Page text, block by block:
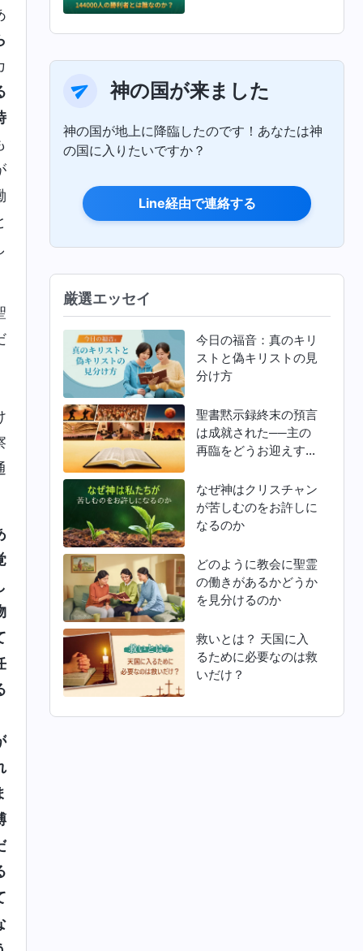
神の国が来ました
神の国が地上に降臨したのです！あなたは神
の国に入りたいですか？
Line経由で連絡する
厳選エッセイ
今日の福音：真のキリ
ストと偽キリストの見
分け方
聖書黙示録終末の預言
は成就された──主の
再臨をどうお迎えすれ
なぜ神はクリスチャン
が苦しむのをお許しに
なるのか
どのように教会に聖霊
の働きがあるかどうか
を見分けるのか
救いとは？ 天国に入
るために必要なのは救
いだけ？